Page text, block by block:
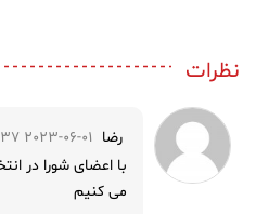
نظرات
رضا 2023-06-01 21:38:37
با اعضای شورا در
می کنیم